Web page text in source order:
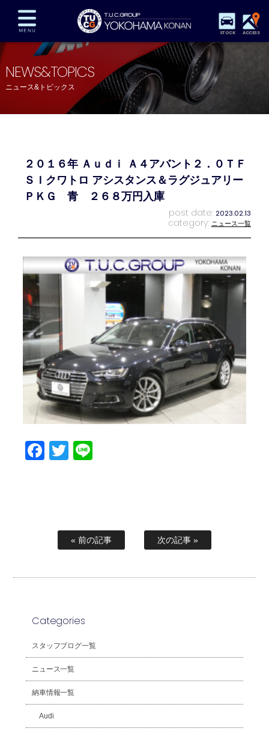
STOCK ACCESS
在庫車両情報 保証&サービス パーツリスト
TUCとは？ 店舗情報 アクセスマップ
全国納車 特別作業 注文販売
プライバシーポリシー スタッフblog 納車blog
NEWS&TOPICS
ニュース&トピックス
２０１６年 Ａｕｄｉ Ａ４アバント２．０ＴＦ
ＳＩクワトロ アシスタンス＆ラグジュアリー
ＰＫＧ 青 ２６８万円入庫
post date: 2023.02.13
category: ニュース一覧
Facebook
Twitter
« 前の記事 次の記事 »
Categories
スタッフブログ一覧
ニュース一覧
納車情報一覧
Audi